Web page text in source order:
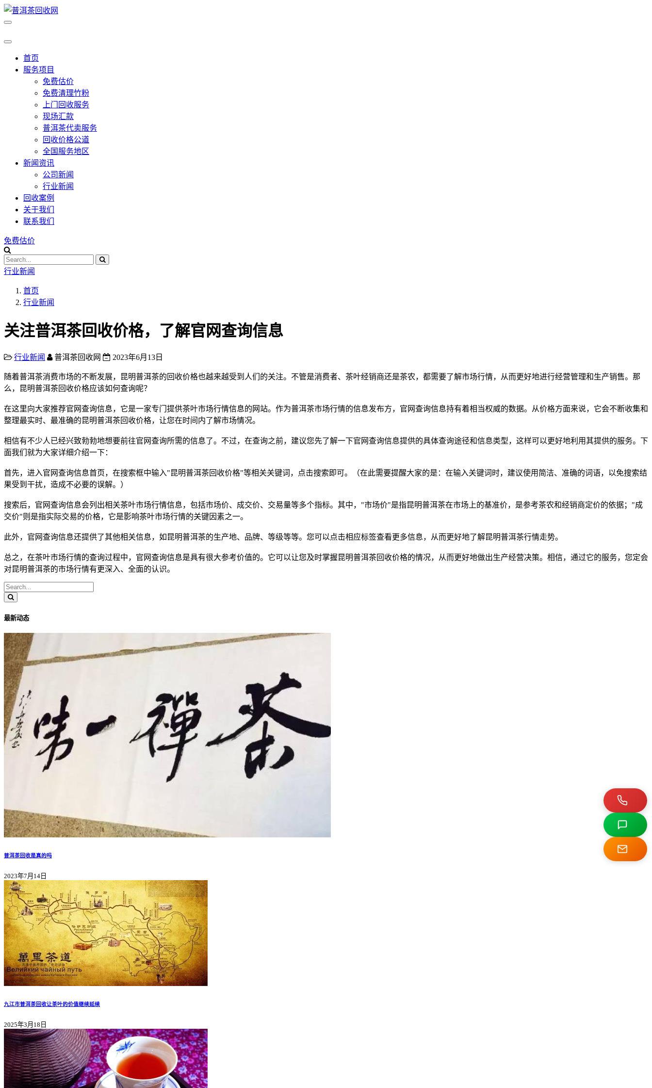
首页
服务项目
免费估价
免费清理竹粉
上门回收服务
现场汇款
普洱茶代卖服务
回收价格公道
全国服务地区
新闻资讯
公司新闻
行业新闻
回收案例
关于我们
联系我们
免费估价
行业新闻
首页
行业新闻
关注普洱茶回收价格，了解官网查询信息
行业新闻 普洱茶回收网 2023年6月13日
随着普洱茶消费市场的不断发展，昆明普洱茶的回收价格也越来越受到人们的关注。不管是消费者、茶叶经销商还是茶农，都需要了解市场行情，从而更好地进行经营管理和生产销售。那
么，昆明普洱茶回收价格应该如何查询呢？
在这里向大家推荐官网查询信息，它是一家专门提供茶叶市场行情信息的网站。作为普洱茶市场行情的信息发布方，官网查询信息持有着相当权威的数据。从价格方面来说，它会不断收集和
整理最实时、最准确的昆明普洱茶回收价格，让您在时间内了解市场情况。
相信有不少人已经兴致勃勃地想要前往官网查询所需的信息了。不过，在查询之前，建议您先了解一下官网查询信息提供的具体查询途径和信息类型，这样可以更好地利用其提供的服务。下
面我们就为大家详细介绍一下：
首先，进入官网查询信息首页，在搜索框中输入"昆明普洱茶回收价格"等相关关键词，点击搜索即可。（在此需要提醒大家的是：在输入关键词时，建议使用简洁、准确的词语，以免搜索结
果受到干扰，造成不必要的误解。）
搜索后，官网查询信息会列出相关茶叶市场行情信息，包括市场价、成交价、交易量等多个指标。其中， "市场价"是指昆明普洱茶在市场上的基准价，是参考茶农和经销商定价的依据；"成
交价"则是指实际交易的价格，它是影响茶叶市场行情的关键因素之一。
此外，官网查询信息还提供了其他相关信息，如昆明普洱茶的生产地、品牌、等级等等。您可以点击相应标签查看更多信息，从而更好地了解昆明普洱茶行情走势。
总之，在茶叶市场行情的查询过程中，官网查询信息是具有很大参考价值的。它可以让您及时掌握昆明普洱茶回收价格的情况，从而更好地做出生产经营决策。相信，通过它的服务，您定会
对昆明普洱茶的市场行情有更深入、全面的认识。
最新动态
普洱茶回收是真的吗
2023年7月14日
九江市普洱茶回收让茶叶的价值继续延续
2025年3月18日